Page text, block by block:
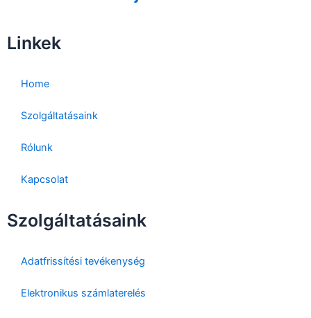
o
r
Linkek
Home
Szolgáltatásaink
Rólunk
Kapcsolat
Szolgáltatásaink
Adatfrissítési tevékenység
Elektronikus számlaterelés